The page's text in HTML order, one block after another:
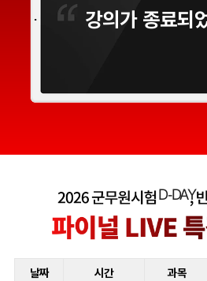
강의가 종료되
D-DAY
날짜 시간 과목